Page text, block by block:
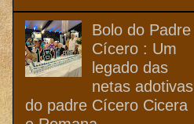
Bolo do Padre
Cícero : Um
legado das
netas adotivas
do padre Cícero Cicera